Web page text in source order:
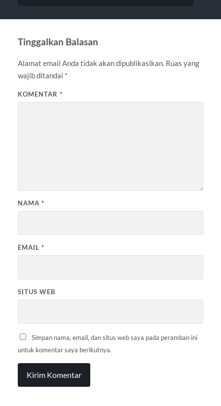
Tinggalkan Balasan
Alamat email Anda tidak akan dipublikasikan. Ruas yang
wajib ditandai *
KOMENTAR *
NAMA *
EMAIL *
SITUS WEB
Simpan nama, email, dan situs web saya pada peramban ini
untuk komentar saya berikutnya.